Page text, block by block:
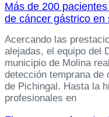
Más de 200
de cáncer gástrico en
Acercando las
alejadas, el equipo del
municipio de Molina
detección temprana de
de Pichingal. Hasta la
profesionales en